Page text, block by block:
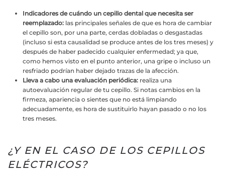
Indicadores de cuándo un cepillo dental que necesita ser
reemplazado: las principales señales de que es hora de cambiar
el cepillo son, por una parte, cerdas dobladas o desgastadas
(incluso si esta causalidad se produce antes de los tres meses) y
después de haber padecido cualquier enfermedad; ya que,
como hemos visto en el punto anterior, una gripe o incluso un
resfriado podrían haber dejado trazas de la afección.
Lleva a cabo una evaluación periódica: realiza una
autoevaluación regular de tu cepillo. Si notas cambios en la
firmeza, apariencia o sientes que no está limpiando
adecuadamente, es hora de sustituirlo hayan pasado o no los
tres meses.
¿Y EN EL CASO DE LOS CEPILLOS
ELÉCTRICOS?